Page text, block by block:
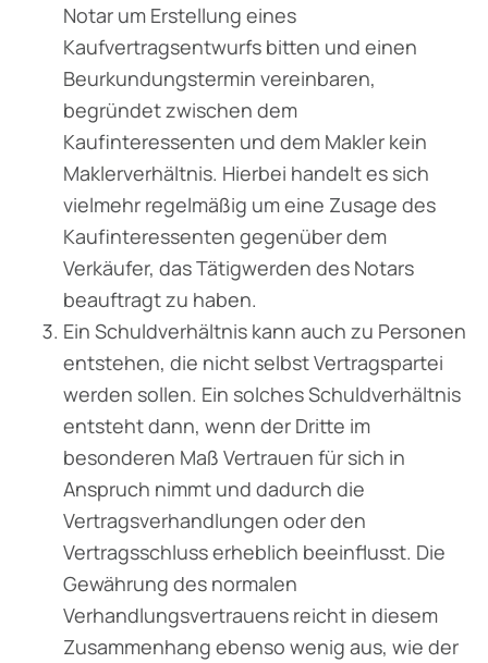
Notar um Erstellung eines
Kaufvertragsentwurfs bitten und einen
Beurkundungstermin vereinbaren,
begründet zwischen dem
Kaufinteressenten und dem Makler kein
Maklerverhältnis. Hierbei handelt es sich
vielmehr regelmäßig um eine Zusage des
Kaufinteressenten gegenüber dem
Verkäufer, das Tätigwerden des Notars
beauftragt zu haben.
Ein Schuldverhältnis kann auch zu Personen
entstehen, die nicht selbst Vertragspartei
werden sollen. Ein solches Schuldverhältnis
entsteht dann, wenn der Dritte im
besonderen Maß Vertrauen für sich in
Anspruch nimmt und dadurch die
Vertragsverhandlungen oder den
Vertragsschluss erheblich beeinflusst. Die
Gewährung des normalen
Verhandlungsvertrauens reicht in diesem
Zusammenhang ebenso wenig aus, wie der